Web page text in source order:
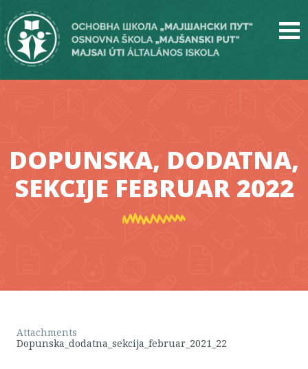
main
content
DOPUNSKA, DODATNA,
SEKCIJE FEBRUAR 2022
Attachments
Dopunska_dodatna_sekcija_februar_2021_22